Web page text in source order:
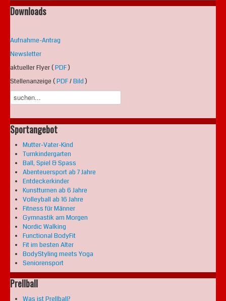
Downloads
Aufnahme-Antrag
Newsletter
aktueller Flyer (PDF)
Stellenanzeige (PDF/Bild)
Sportangebot
Mutter-Vater-Kind
Turnkindergarten
Ball, Spiel & Spass
Abenteuersport ab 7 Jahre
Entdeckerkinder
Kunstturnen ab 6 Jahre
Volleyball ab 16 Jahre
Fitness für Männer
Gymnastik am Morgen
Nordic Walking
Functional BodyFit
Fit im besten Alter
BodyStyling meets Yoga
Seniorensport
Prellball
Was ist Prellball?